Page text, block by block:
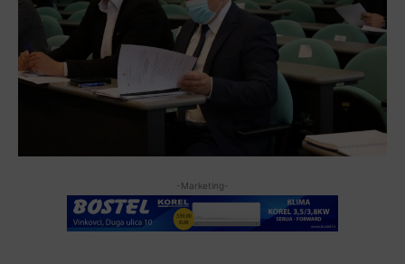
-Marketing-